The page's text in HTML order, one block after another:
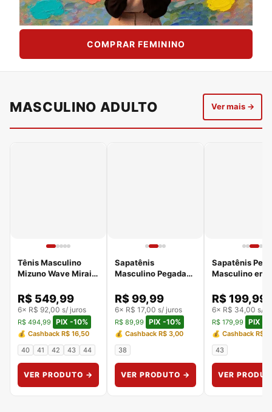
COMPRAR FEMININO
MASCULINO ADULTO Ver mais →
Tênis Masculino
Mizuno Wave Mirai 8
R$ 549,99
6× R$ 92,00 s/ juros
R$ 494,99 PIX -10%
💰 Cashback R$ 16,50
40
41 42 43 44
VER PRODUTO →
Sapatênis
Masculino Pegada
110601-05
R$ 99,99
6× R$ 17,00 s/ juros
R$ 89,99 PIX -10%
💰 Cashback R$ 3,00
38
VER PRODUTO →
Sapatênis
Masculino em
R$ 199,99
6× R$ 34,00 s/
R$ 179,99 PIX -
💰 Cashback R$
43
VER